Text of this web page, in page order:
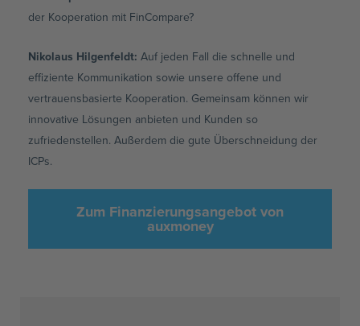
der Kooperation mit FinCompare?
Nikolaus Hilgenfeldt: Auf jeden Fall die schnelle und
effiziente Kommunikation sowie unsere offene und
vertrauensbasierte Kooperation. Gemeinsam können wir
innovative Lösungen anbieten und Kunden so
zufriedenstellen. Außerdem die gute Überschneidung der
ICPs.
Zum Finanzierungsangebot von
auxmoney